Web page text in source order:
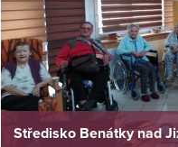
Středisko Benátky nad